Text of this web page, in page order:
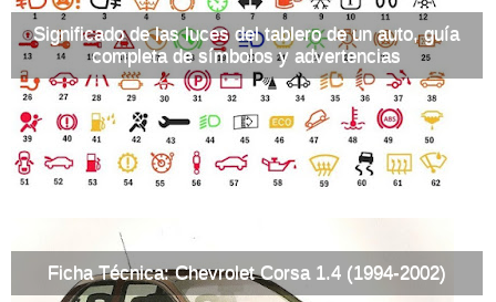
Significado de las luces del tablero de un auto, guía
completa de símbolos y advertencias
Ficha Técnica: Chevrolet Corsa 1.4 (1994-2002)